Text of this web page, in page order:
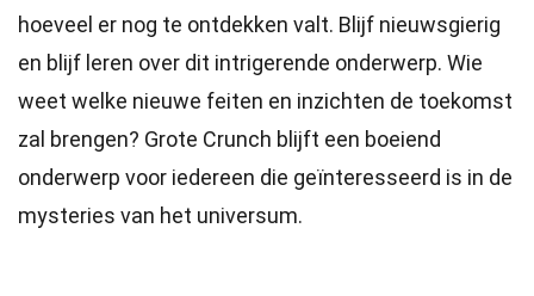
hoeveel er nog te ontdekken valt. Blijf nieuwsgierig
en blijf leren over dit intrigerende onderwerp. Wie
weet welke nieuwe feiten en inzichten de toekomst
zal brengen? Grote Crunch blijft een boeiend
onderwerp voor iedereen die geïnteresseerd is in de
mysteries van het universum.